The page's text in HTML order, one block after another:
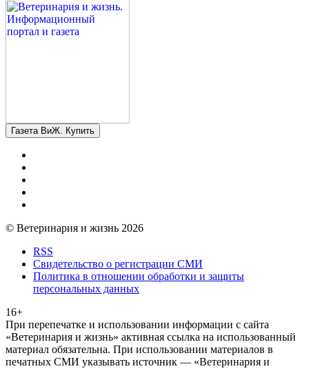
Газета ВиЖ. Купить
© Ветеринария и жизнь 2026
RSS
Свидетельство о регистрации СМИ
Политика в отношении обработки и защиты
персональных данных
16+
При перепечатке и использовании информации с сайта
«Ветеринария и жизнь» активная ссылка на использованный
материал обязательна. При использовании материалов в
печатных СМИ указывать источник — «Ветеринария и